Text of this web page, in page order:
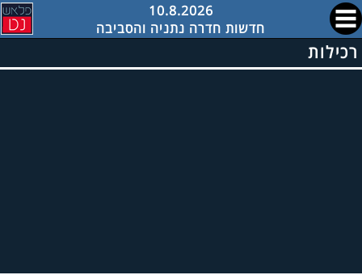
10.8.2026
חדשות חדרה נתניה והסביבה
רכילות